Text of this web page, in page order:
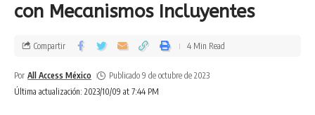
con Mecanismos Incluyentes
Última actualización: 2023/10/09 at 7:44 PM
Por All Access México Publicado 9 de octubre de 2023
Compartir 4 Min Read